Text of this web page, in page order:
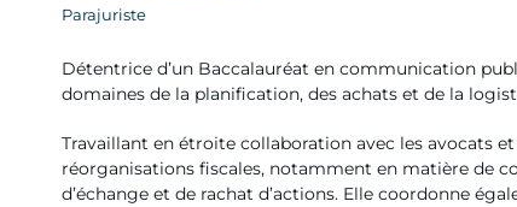
Parajuriste
Détentrice d’un Baccalauréat en communication
domaines de la planification, des achats et de la
Travaillant en étroite collaboration avec les avocats
réorganisations fiscales, notamment en matière de
d’échange et de rachat d’actions. Elle coordonne